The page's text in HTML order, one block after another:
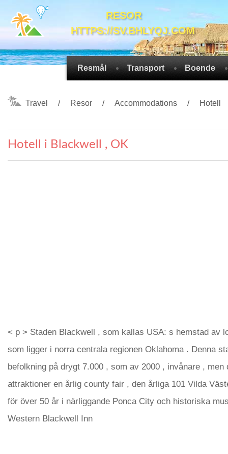
RESOR
HTTPS://SV.BHLYQJ.COM
Resmål Transport Boende
Travel Resor Accommodations Hotell
Hotell i Blackwell , OK
< p > Staden Blackwell , som kallas USA: s hemstad av
som ligger i norra centrala regionen Oklahoma . Denna
befolkning på drygt 7.000 , som av 2000 , invånare , men
attraktioner en årlig county fair , den årliga 101 Vilda
för över 50 år i närliggande Ponca City och historiska
Western Blackwell Inn